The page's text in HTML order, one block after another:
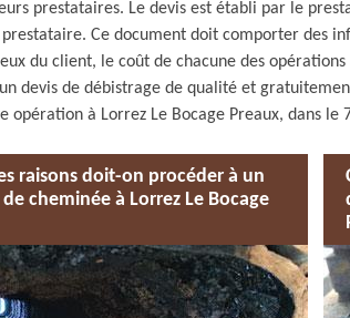
prestataires. Le devis est établi par le
Ce document doit comporter des
du client, le coût de chacune des
devis de débistrage de qualité et
opération à Lorrez Le Bocage Preaux, dans le
raisons doit-on procéder à un
cheminée à Lorrez Le Bocage